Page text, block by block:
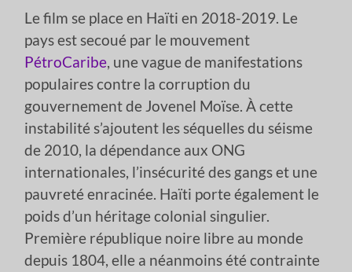
Le film se place en Haïti en 2018-2019. Le
pays est secoué par le mouvement
PétroCaribe, une vague de manifestations
populaires contre la corruption du
gouvernement de Jovenel Moïse. À cette
instabilité s’ajoutent les séquelles du séisme
de 2010, la dépendance aux ONG
internationales, l’insécurité des gangs et une
pauvreté enracinée. Haïti porte également le
poids d’un héritage colonial singulier.
Première république noire libre au monde
depuis 1804, elle a néanmoins été contrainte